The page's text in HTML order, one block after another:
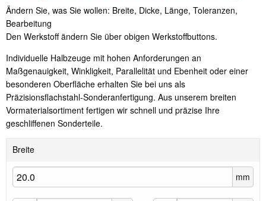
Ändern Sie, was Sie wollen: Breite, Dicke, Länge, Toleranzen,
Bearbeitung
Den Werkstoff ändern Sie über obigen Werkstoffbuttons.
Individuelle Halbzeuge mit hohen Anforderungen an
Maßgenauigkeit, Winkligkeit, Parallelität und Ebenheit oder einer
besonderen Oberfläche erhalten Sie bei uns als
Präzisionsflachstahl-Sonderanfertigung. Aus unserem breiten
Vormaterialsortiment fertigen wir schnell und präzise Ihre
geschliffenen Sonderteile.
Breite
mm